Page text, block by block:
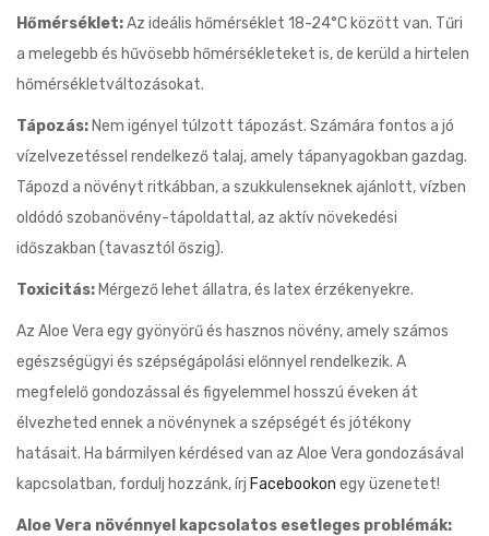
Hőmérséklet:Az ideális hőmérséklet 18-24°C között van. Tűri
a melegebb és hűvösebb hőmérsékleteket is, de kerüld a hirtelen
hőmérsékletváltozásokat.
Tápozás: Nem igényel túlzott tápozást. Számára fontos a jó
vízelvezetéssel rendelkező talaj, amely tápanyagokban gazdag.
Tápozd a növényt ritkábban, a szukkulenseknek ajánlott, vízben
oldódó szobanövény-tápoldattal, az aktív növekedési
időszakban (tavasztól őszig).
Toxicitás: Mérgező lehet állatra, és latex érzékenyekre.
Az Aloe Vera egy gyönyörű és hasznos növény, amely számos
egészségügyi és szépségápolási előnnyel rendelkezik. A
megfelelő gondozással és figyelemmel hosszú éveken át
élvezheted ennek a növénynek a szépségét és jótékony
hatásait. Ha bármilyen kérdésed van az Aloe Vera gondozásával
kapcsolatban, fordulj hozzánk, írj Facebookon egy üzenetet!
Aloe Vera növénnyel kapcsolatos esetleges problémák: